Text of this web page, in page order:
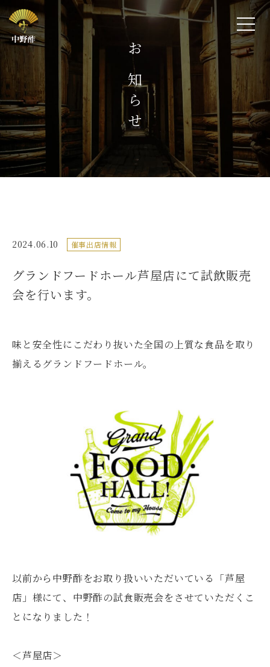
お知らせ
2024.06.10 催事出店情報
グランドフードホール芦屋店にて試飲販売
会を行います。
味と安全性にこだわり抜いた全国の上質な食品を取り
揃えるグランドフードホール。
以前から中野酢をお取り扱いいただいている「芦屋
店」様にて、中野酢の試食販売会をさせていただくこ
とになりました！
＜芦屋店＞